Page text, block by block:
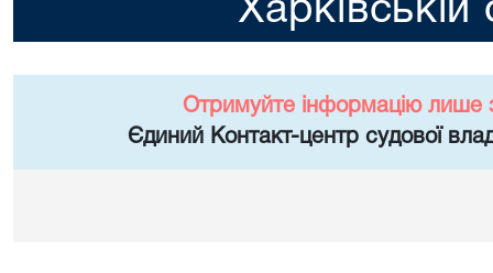
Харкiвській
Отримуйте інформацію лише
Єдиний Контакт-центр судової